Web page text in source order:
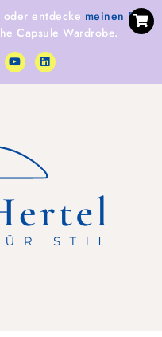
oder entdecke meinen E-
Capsule Wardrobe.